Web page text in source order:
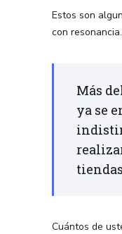
Estos son
con resonancia.
Más
ya se
Cuántos de